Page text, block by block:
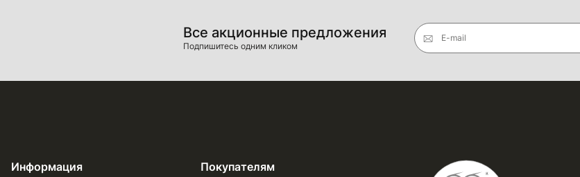
Все акционные предложения
Подпишитесь одним кликом
E-mail
Информация Покупателям